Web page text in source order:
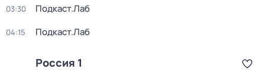
03:30 Подкаст.Лаб
04:15 Подкаст.Лаб
Россия 1